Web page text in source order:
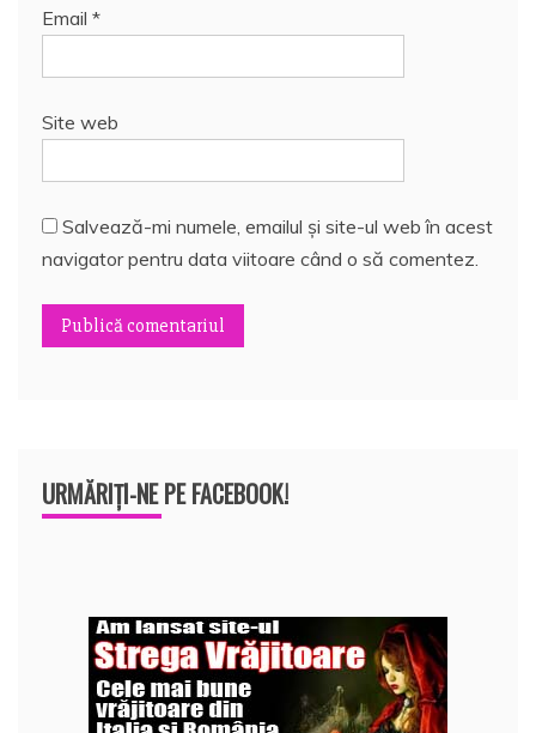
Email *
Site web
Salvează-mi numele, emailul și site-ul web în acest
navigator pentru data viitoare când o să comentez.
URMĂRIȚI-NE PE FACEBOOK!